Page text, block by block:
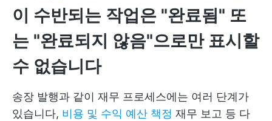
이 수반되는 작업은 "완료됨" 또
는 "완료되지 않음"으로만 표시할
수 없습니다
송장 발행과 같이 재무 프로세스에는 여러 단계가
있습니다, 비용 및 수익 예산 책정 재무 보고 등 다